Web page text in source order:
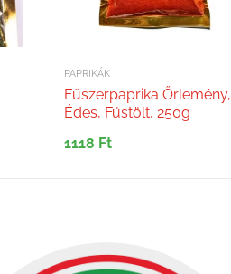
PAPRIKÁK
Fűszerpaprika Őrlemény,
Édes, Füstölt, 250g
1118 Ft